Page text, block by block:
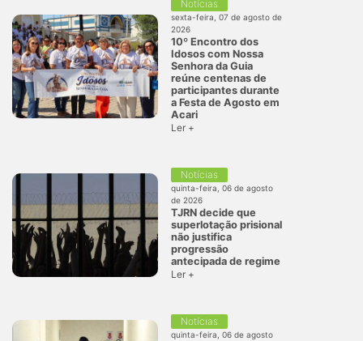
Notícias
sexta-feira, 07 de agosto de
2026
10º Encontro dos
Idosos com Nossa
Senhora da Guia
reúne centenas de
participantes durante
a Festa de Agosto em
Acari
Ler +
Notícias
quinta-feira, 06 de agosto
de 2026
TJRN decide que
superlotação prisional
não justifica
progressão
antecipada de regime
Ler +
Notícias
quinta-feira, 06 de agosto